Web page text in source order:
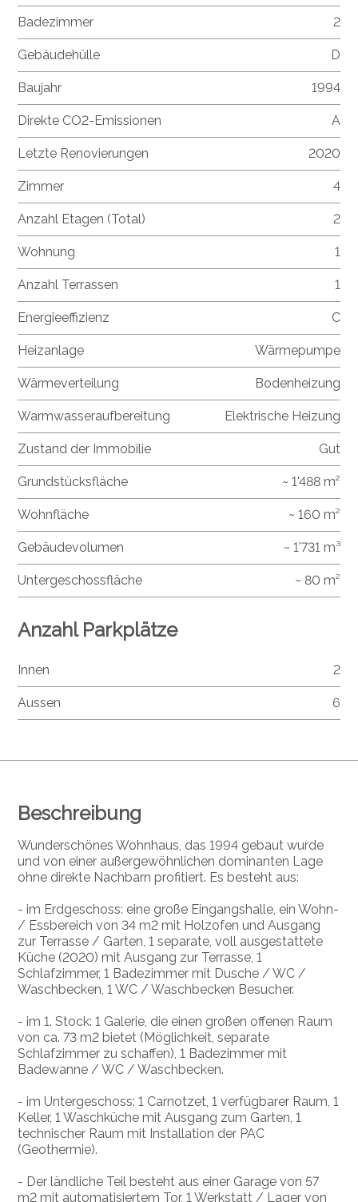
Beschreibung
Wunderschönes Wohnhaus, das 1994 gebaut wurde
und von einer außergewöhnlichen dominanten Lage
ohne direkte Nachbarn profitiert. Es besteht aus:
- im Erdgeschoss: eine große Eingangshalle, ein Wohn-
/ Essbereich von 34 m2 mit Holzofen und Ausgang
zur Terrasse / Garten, 1 separate, voll ausgestattete
Küche (2020) mit Ausgang zur Terrasse, 1
Schlafzimmer, 1 Badezimmer mit Dusche / WC /
Waschbecken, 1 WC / Waschbecken Besucher.
- im 1. Stock: 1 Galerie, die einen großen offenen Raum
von ca. 73 m2 bietet (Möglichkeit, separate
Schlafzimmer zu schaffen), 1 Badezimmer mit
Badewanne / WC / Waschbecken.
- im Untergeschoss: 1 Carnotzet, 1 verfügbarer Raum, 1
Keller, 1 Waschküche mit Ausgang zum Garten, 1
technischer Raum mit Installation der PAC
(Geothermie).
- Der ländliche Teil besteht aus einer Garage von 57
m2 mit automatisiertem Tor, 1 Werkstatt / Lager von
Badezimmer 2
Gebäudehülle D
Baujahr 1994
Direkte CO2-Emissionen A
Letzte Renovierungen 2020
Zimmer 4
Anzahl Etagen (Total) 2
Wohnung 1
Anzahl Terrassen 1
Energieeffizienz C
Heizanlage Wärmepumpe
Wärmeverteilung Bodenheizung
Warmwasseraufbereitung Elektrische Heizung
Zustand der Immobilie Gut
Grundstücksfläche ~ 1'488 m²
Wohnfläche ~ 160 m²
Gebäudevolumen ~ 1'731 m³
Untergeschossfläche ~ 80 m²
Anzahl Parkplätze
Innen 2
Aussen 6